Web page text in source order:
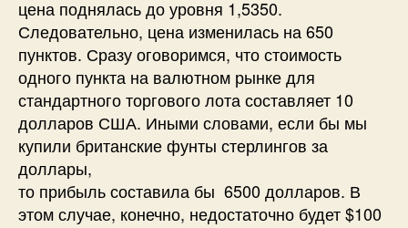
цена поднялась до уровня 1,5350.
Следовательно, цена изменилась на 650
пунктов. Сразу оговоримся, что стоимость
одного пункта на валютном рынке для
стандартного торгового лота составляет 10
долларов США. Иными словами, если бы мы
купили британские фунты стерлингов за
доллары,
то прибыль составила бы 6500 долларов. В
этом случае, конечно, недостаточно будет $100